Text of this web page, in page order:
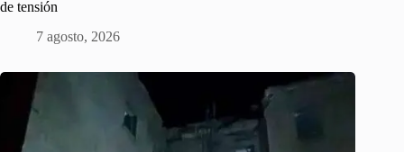
de tensión
7 agosto, 2026